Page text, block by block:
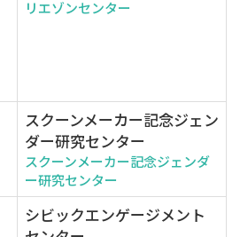
リエゾンセンター
スクーンメーカー記念ジェン
ダー研究センター
スクーンメーカー記念ジェンダ
ー研究センター
シビックエンゲージメント